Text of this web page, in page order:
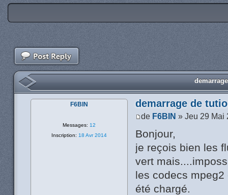
demarrage de
de F6BIN » Jeu 29 Mai
Bonjour,
je reçois bien les
vert
les codecs
été chargé.
F6BIN
Messages: 12
Inscription: 18 Avr 2014